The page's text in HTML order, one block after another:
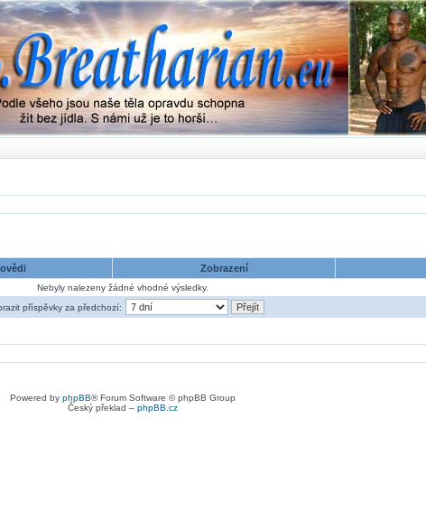
Zobrazení
Nebyly nalezeny žádné vhodné výsledky.
příspěvky za předchozí:
Powered by phpBB® Forum Software © phpBB Group
Český překlad – phpBB.cz